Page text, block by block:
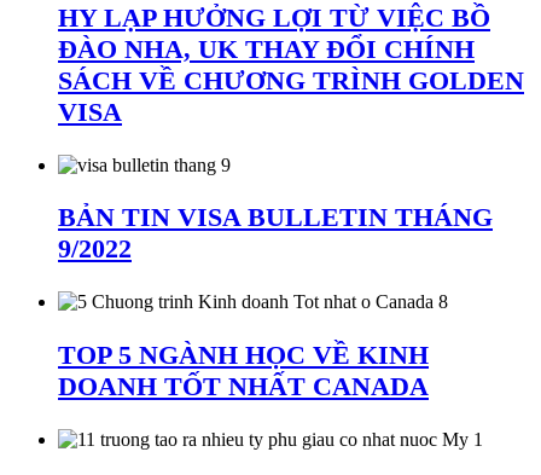
HY LẠP HƯỞNG LỢI TỪ VIỆC BỒ
ĐÀO NHA, UK THAY ĐỔI CHÍNH
SÁCH VỀ CHƯƠNG TRÌNH GOLDEN
VISA
BẢN TIN VISA BULLETIN THÁNG
9/2022
TOP 5 NGÀNH HỌC VỀ KINH
DOANH TỐT NHẤT CANADA